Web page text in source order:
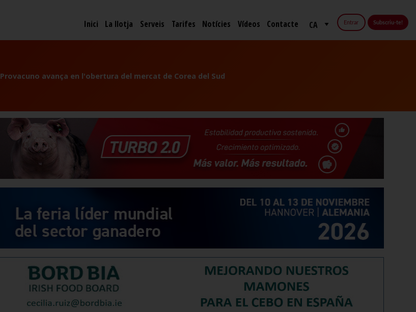
Entrar Subscriu-te!
Inici La llotja Serveis Tarifes Notícies Vídeos Contacte
Provacuno avança en l'obertura del mercat de Corea del Sud